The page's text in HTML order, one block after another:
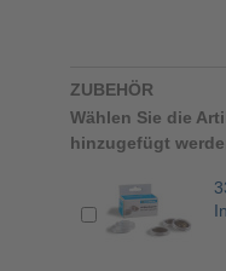
ZUBEHÖR
Wählen Sie die
hinzugefügt